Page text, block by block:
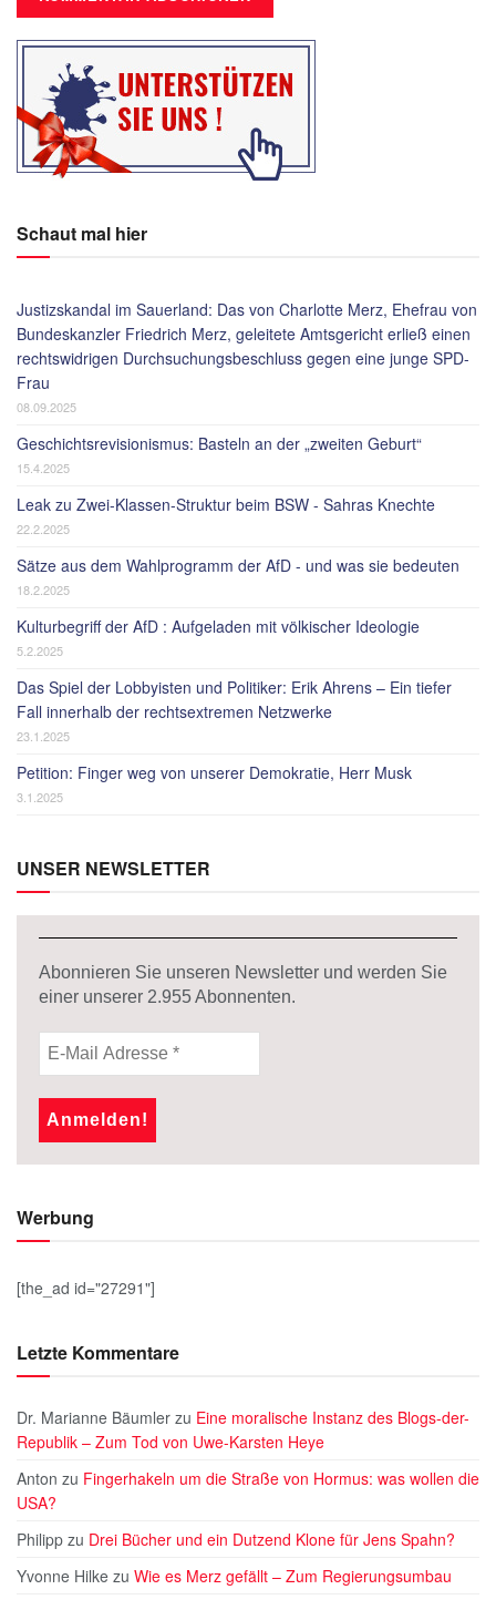
Schaut mal hier
Justizskandal im Sauerland: Das von Charlotte Merz, Ehefrau von
Bundeskanzler Friedrich Merz, geleitete Amtsgericht erließ einen
rechtswidrigen Durchsuchungsbeschluss gegen eine junge SPD-
Frau
08.09.2025
Geschichtsrevisionismus: Basteln an der „zweiten Geburt“
15.4.2025
Leak zu Zwei-Klassen-Struktur beim BSW - Sahras Knechte
22.2.2025
Sätze aus dem Wahlprogramm der AfD - und was sie bedeuten
18.2.2025
Kulturbegriff der AfD : Aufgeladen mit völkischer Ideologie
5.2.2025
Das Spiel der Lobbyisten und Politiker: Erik Ahrens – Ein tiefer
Fall innerhalb der rechtsextremen Netzwerke
23.1.2025
Petition: Finger weg von unserer Demokratie, Herr Musk
3.1.2025
UNSER NEWSLETTER
Abonnieren Sie unseren Newsletter und werden Sie
einer unserer 2.955Abonnenten.
Werbung
[the_ad id="27291"]
Letzte Kommentare
Dr. Marianne Bäumler zu Eine moralische Instanz des Blogs-der-
Republik – Zum Tod von Uwe-Karsten Heye
Anton zu Fingerhakeln um die Straße von Hormus: was wollen die
USA?
Philipp zu Drei Bücher und ein Dutzend Klone für Jens Spahn?
Yvonne Hilke zu Wie es Merz gefällt – Zum Regierungsumbau